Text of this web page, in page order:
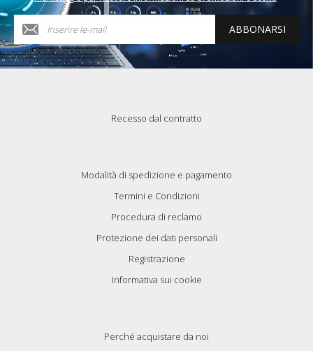
ABBONARSI
Recesso dal contratto
Modalità di spedizione e pagamento
Termini e Condizioni
Procedura di reclamo
Protezione dei dati personali
Registrazione
Informativa sui cookie
Perché acquistare da noi